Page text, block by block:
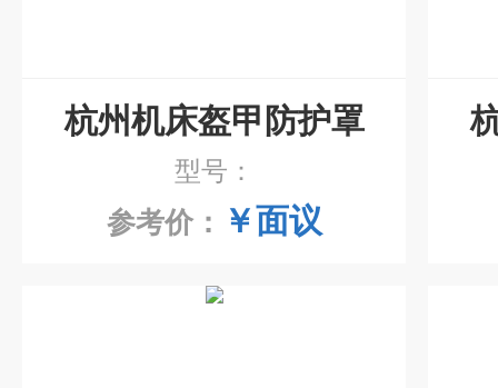
杭州机床盔甲防护罩
型号：
参考价： ￥面议